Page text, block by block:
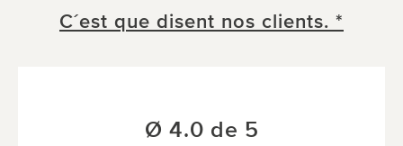
C´est que disent nos clients. *
Ø 4.0 de 5